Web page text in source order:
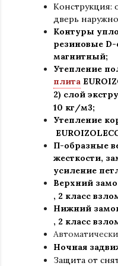
Конструкция:
дверь
Контуры
резиновые
магнитный;
Утепление
плита
2) слой
10 кг/м3;
Утепление
П-образные
жесткости,
усиление
Верхний
, 2 класс
Нижний
, 2 класс
Ночная
Защита от